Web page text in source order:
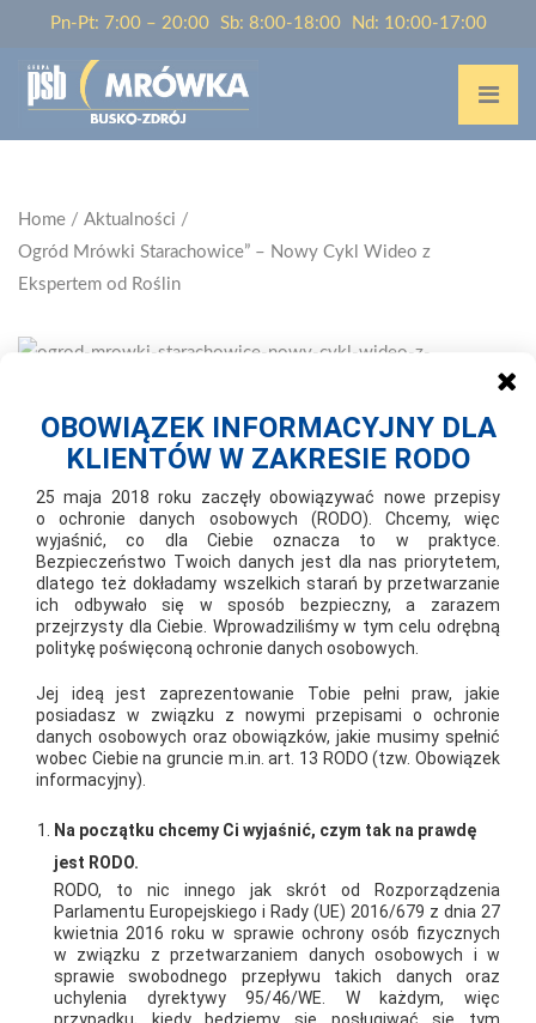
Pn-Pt: 7:00 – 20:00 Sb: 8:00-18:00 Nd: 10:00-17:00
Home / Aktualności /
Ogród Mrówki Starachowice” – Nowy Cykl Wideo z
Ekspertem od Roślin
2024-12-15
OGRÓD MRÓWKI STARACHOWICE” –
NOWY CYKL WIDEO Z EKSPERTEM OD
ROŚLIN
Na naszych kanałach social media przygotowaliśmy nowy cykl
wideo „Ogród Mrówki Starachowice”. W serii materiałów
skupiamy się na roślinach dostępnych w naszym ogrodzie
wewnętrznym i zewnętrznym, dostarczając inspiracji i
praktycznych porad dla miłośników zieleni. Do współpracy
zaprosiliśmy Patryka Wróbla – pasjonata florystyki i eksperta w
roślinami rozpoczął już w dzieciństwie, a wiedzę zdobył,
kończąc technikum architektury krajobrazu. Jego
doświadczenie obejmuje zarówno profesjonalne
projektowanie, jak i pielęgnację ogrodów. Od 4 lat Patryk
prowadzi warsztaty ogrodnicze i florystyczne dla dzieci oraz
dorosłych, zarażając innych swoją pasją. Dodatkowo, jego głos
OBOWIĄZEK INFORMACYJNY DLA
KLIENTÓW W ZAKRESIE RODO
25 maja 2018 roku zaczęły obowiązywać nowe przepisy
o ochronie danych osobowych (RODO). Chcemy, więc
wyjaśnić, co dla Ciebie oznacza to w praktyce.
Bezpieczeństwo Twoich danych jest dla nas priorytetem,
dlatego też dokładamy wszelkich starań by przetwarzanie
ich odbywało się w sposób bezpieczny, a zarazem
przejrzysty dla Ciebie. Wprowadziliśmy w tym celu odrębną
politykę poświęconą ochronie danych osobowych.
Jej ideą jest zaprezentowanie Tobie pełni praw, jakie
posiadasz w związku z nowymi przepisami o ochronie
danych osobowych oraz obowiązków, jakie musimy spełnić
wobec Ciebie na gruncie m.in. art. 13 RODO (tzw. Obowiązek
informacyjny).
Na początku chcemy Ci wyjaśnić, czym tak na prawdę
jest RODO.
RODO, to nic innego jak skrót od Rozporządzenia
Parlamentu Europejskiego i Rady (UE) 2016/679 z dnia 27
kwietnia 2016 roku w sprawie ochrony osób fizycznych
w związku z przetwarzaniem danych osobowych i w
sprawie swobodnego przepływu takich danych oraz
uchylenia dyrektywy 95/46/WE. W każdym, więc